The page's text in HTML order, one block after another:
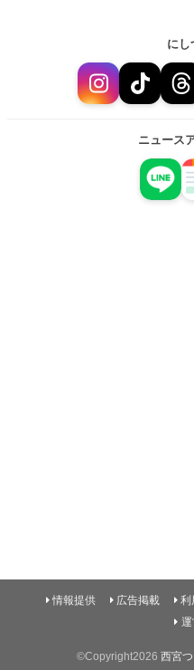
にし
ニュース
情報提供 広告掲載 利
運
©Copyright2026 西宮